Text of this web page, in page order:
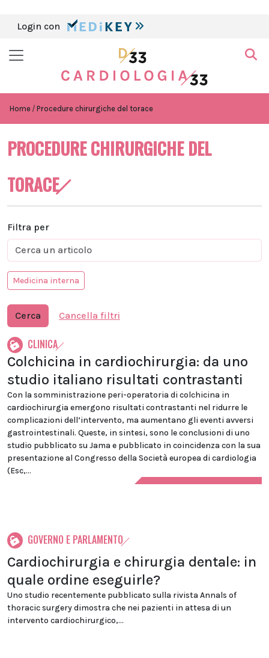
Login con
Home Procedure chirurgiche del torace
PROCEDURE CHIRURGICHE DEL
TORACE
Filtra per
Medicina interna
Cerca Cancella filtri
CLINICA
Colchicina in cardiochirurgia: da uno
studio italiano risultati contrastanti
Con la somministrazione peri-operatoria di colchicina in
cardiochirurgia emergono risultati contrastanti nel ridurre le
complicazioni dell’intervento, ma aumentano gli eventi avversi
gastrointestinali. Queste, in sintesi, sono le conclusioni di uno
studio pubblicato su Jama e pubblicato in coincidenza con la sua
presentazione al Congresso della Società europea di cardiologia
(Esc,...
GOVERNO E PARLAMENTO
Cardiochirurgia e chirurgia dentale: in
quale ordine eseguirle?
Uno studio recentemente pubblicato sulla rivista Annals of
thoracic surgery dimostra che nei pazienti in attesa di un
intervento cardiochirurgico,...